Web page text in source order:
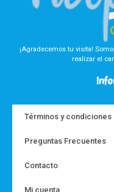
¡Agradecemos tu visita!
realizar el
Términos y condiciones
Preguntas Frecuentes
Contacto
Mi cuenta